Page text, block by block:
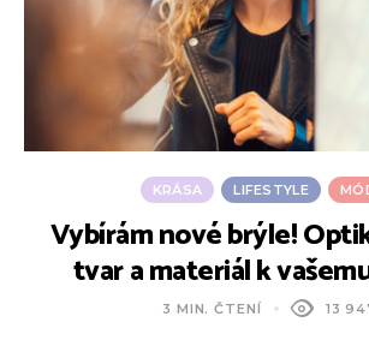
KRÁSA LIFESTYLE
Vybírám nové brýle!
tvar a materiál k
3 MIN. ČTENÍ 13